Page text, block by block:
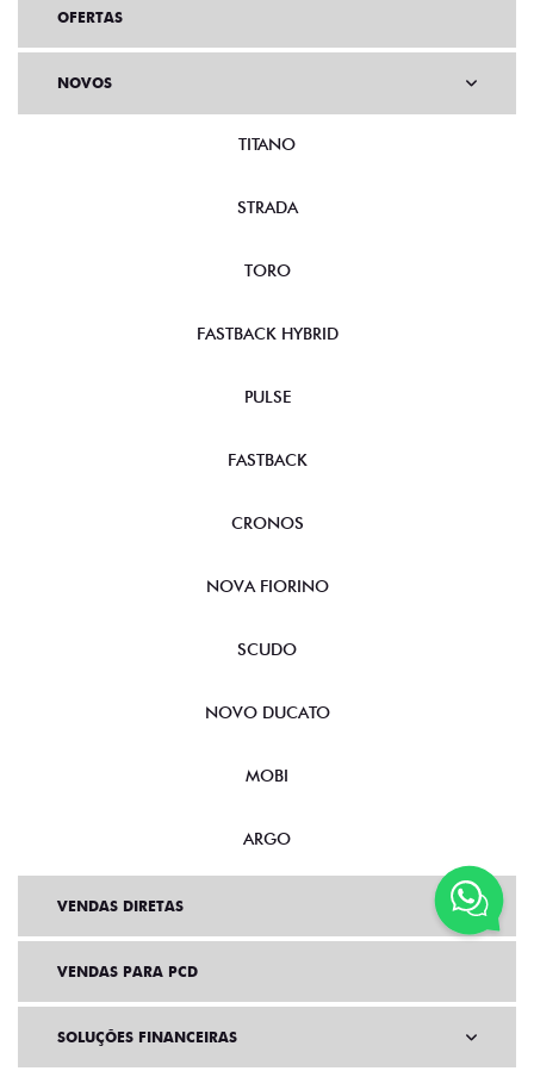
OFERTAS
NOVOS
TITANO
STRADA
TORO
FASTBACK HYBRID
PULSE
FASTBACK
CRONOS
NOVA FIORINO
SCUDO
NOVO DUCATO
MOBI
ARGO
VENDAS DIRETAS
VENDAS PARA PCD
SOLUÇÕES FINANCEIRAS